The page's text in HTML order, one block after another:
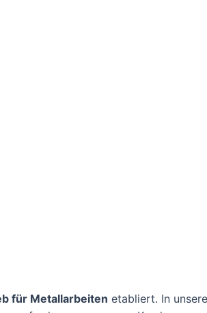
für Metallarbeiten etabliert. In